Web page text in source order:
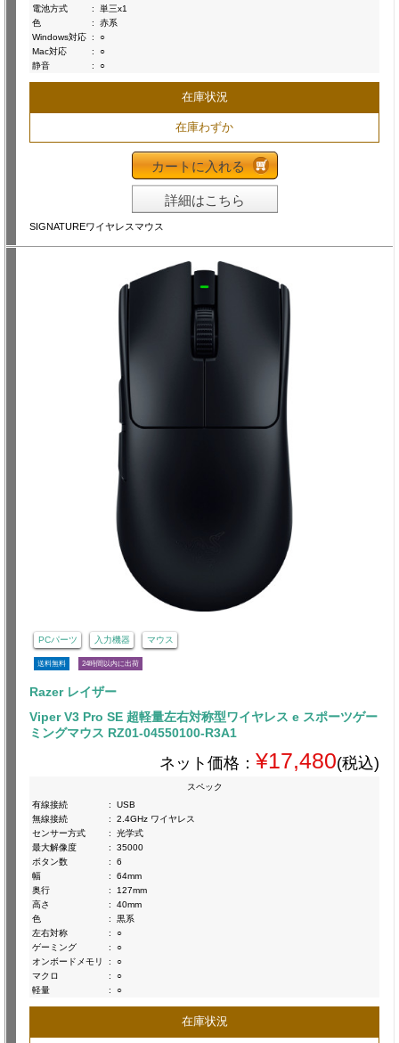
電池方式
:
単三x1
色
:
赤系
Windows対応 :
○
Mac対応
:
○
静音
: ○
在庫状況
在庫わずか
カートに入れる
詳細はこちら
SIGNATUREワイヤレスマウス
PCパーツ 入力機器 マウス
送料無料 24時間以内に出荷
Razer レイザー
Viper V3 Pro SE 超軽量左右対称型ワイヤレス e スポーツゲー
ミングマウス RZ01-04550100-R3A1
ネット価格： ¥17,480(税込)
スペック
有線接続
:
USB
無線接続
:
2.4GHz ワイヤレス
センサー方式
:
光学式
最大解像度
:
35000
ボタン数
:
6
幅
:
64mm
奥行
:
127mm
高さ
:
40mm
色
:
黒系
左右対称
:
○
ゲーミング
:
○
オンボードメモリ
:
○
マクロ
:
○
軽量
: ○
在庫状況